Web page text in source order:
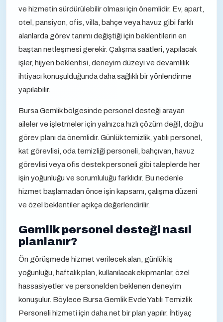
ve hizmetin sürdürülebilir olması için önemlidir. Ev, apart,
otel, pansiyon, ofis, villa, bahçe veya havuz gibi farklı
alanlarda görev tanımı değiştiği için beklentilerin en
baştan netleşmesi gerekir. Çalışma saatleri, yapılacak
işler, hijyen beklentisi, deneyim düzeyi ve devamlılık
ihtiyacı konuşulduğunda daha sağlıklı bir yönlendirme
yapılabilir.
Bursa Gemlik bölgesinde personel desteği arayan
aileler ve işletmeler için yalnızca hızlı çözüm değil, doğru
görev planı da önemlidir. Günlük temizlik, yatılı personel,
kat görevlisi, oda temizliği personeli, bahçıvan, havuz
görevlisi veya ofis destek personeli gibi taleplerde her
işin yoğunluğu ve sorumluluğu farklıdır. Bu nedenle
hizmet başlamadan önce işin kapsamı, çalışma düzeni
ve özel beklentiler açıkça değerlendirilir.
Gemlik personel desteği nasıl
planlanır?
Ön görüşmede hizmet verilecek alan, günlük iş
yoğunluğu, haftalık plan, kullanılacak ekipmanlar, özel
hassasiyetler ve personelden beklenen deneyim
konuşulur. Böylece Bursa Gemlik Evde Yatılı Temizlik
Personeli hizmeti için daha net bir plan yapılır. İhtiyaç